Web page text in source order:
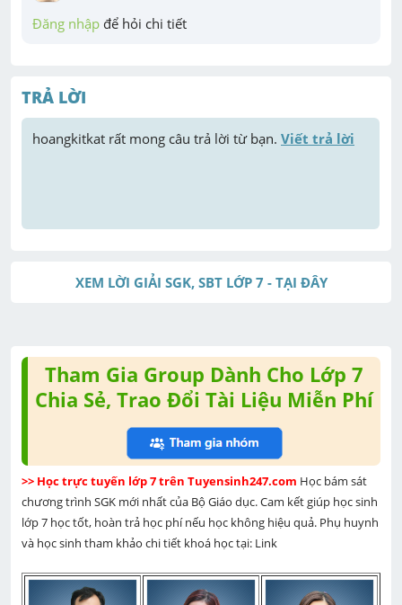
Đăng nhập để hỏi chi tiết
TRẢ LỜI
hoangkitkat rất mong câu trả lời từ bạn. Viết trả lời
XEM LỜI GIẢI SGK, SBT LỚP 7 - TẠI ĐÂY
Tham Gia Group Dành Cho Lớp 7
Chia Sẻ, Trao Đổi Tài Liệu Miễn Phí
>> Học trực tuyến lớp 7 trên Tuyensinh247.com Học bám sát
chương trình SGK mới nhất của Bộ Giáo dục. Cam kết giúp học sinh
lớp 7 học tốt, hoàn trả học phí nếu học không hiệu quả. Phụ huynh
và học sinh tham khảo chi tiết khoá học tại: Link